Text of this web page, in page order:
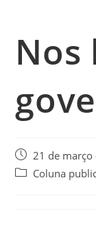
Nos
21 de março
Coluna